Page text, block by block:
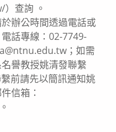
查詢 。
辦公時間透過電話或
話專線：02-7749-
；如需
譽教授姚清發聯繫
前請先以簡訊通知姚
信箱：